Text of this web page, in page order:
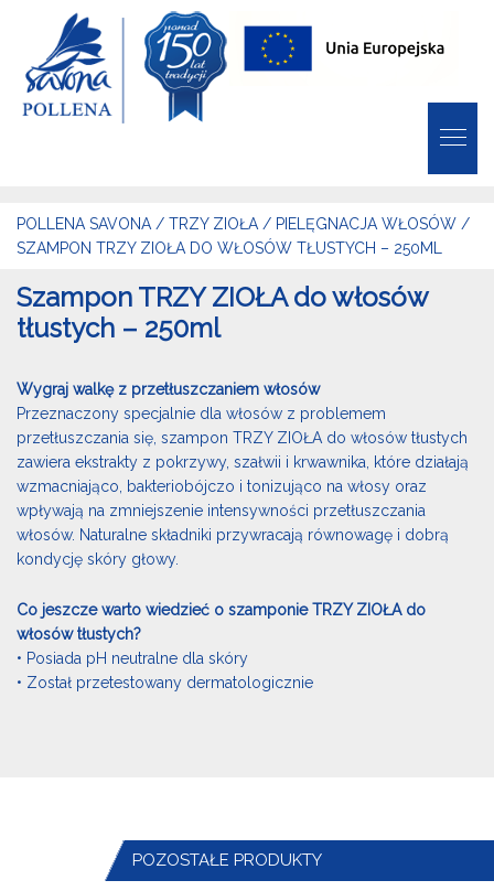
POLLENA SAVONA / TRZY ZIOŁA / PIELĘGNACJA WŁOSÓW /
SZAMPON TRZY ZIOŁA DO WŁOSÓW TŁUSTYCH – 250ML
Szampon TRZY ZIOŁA do włosów
tłustych – 250ml
Wygraj walkę z przetłuszczaniem włosów
Przeznaczony specjalnie dla włosów z problemem
przetłuszczania się, szampon TRZY ZIOŁA do włosów tłustych
zawiera ekstrakty z pokrzywy, szałwii i krwawnika, które działają
wzmacniająco, bakteriobójczo i tonizująco na włosy oraz
wpływają na zmniejszenie intensywności przetłuszczania
włosów. Naturalne składniki przywracają równowagę i dobrą
kondycję skóry głowy.
Co jeszcze warto wiedzieć o szamponie TRZY ZIOŁA do
włosów tłustych?
• Posiada pH neutralne dla skóry
• Został przetestowany dermatologicznie
POZOSTAŁE PRODUKTY